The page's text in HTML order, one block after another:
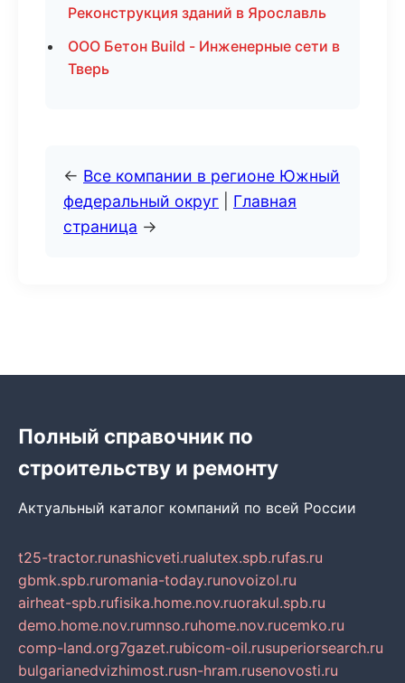
Реконструкция зданий в Ярославль
ООО Бетон Build - Инженерные сети в
Тверь
← Все компании в регионе Южный
федеральный округ
Главная
страница →
Полный справочник по
строительству и ремонту
Актуальный каталог компаний по всей России
t25-tractor.runashicveti.rualutex.spb.rufas.ru
gbmk.spb.ruromania-today.runovoizol.ru
airheat-spb.rufisika.home.nov.ruorakul.spb.ru
demo.home.nov.rumnso.ruhome.nov.rucemko.ru
comp-land.org7gazet.rubicom-oil.rusuperiorsearch.ru
bulgarianedvizhimost.rusn-hram.rusenovosti.ru